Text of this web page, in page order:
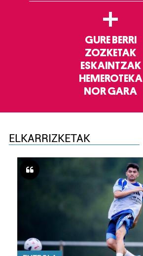
+
GURE BERRI
ZOZKETAK
ESKAINTZAK
HEMEROTEKA
NOR GARA
ELKARRIZKETAK